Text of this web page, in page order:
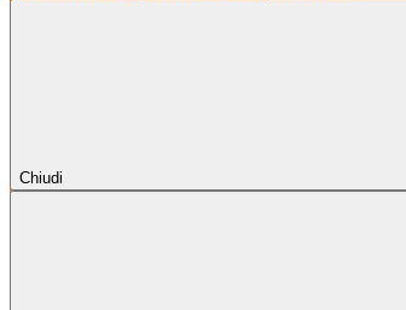
Chiudi